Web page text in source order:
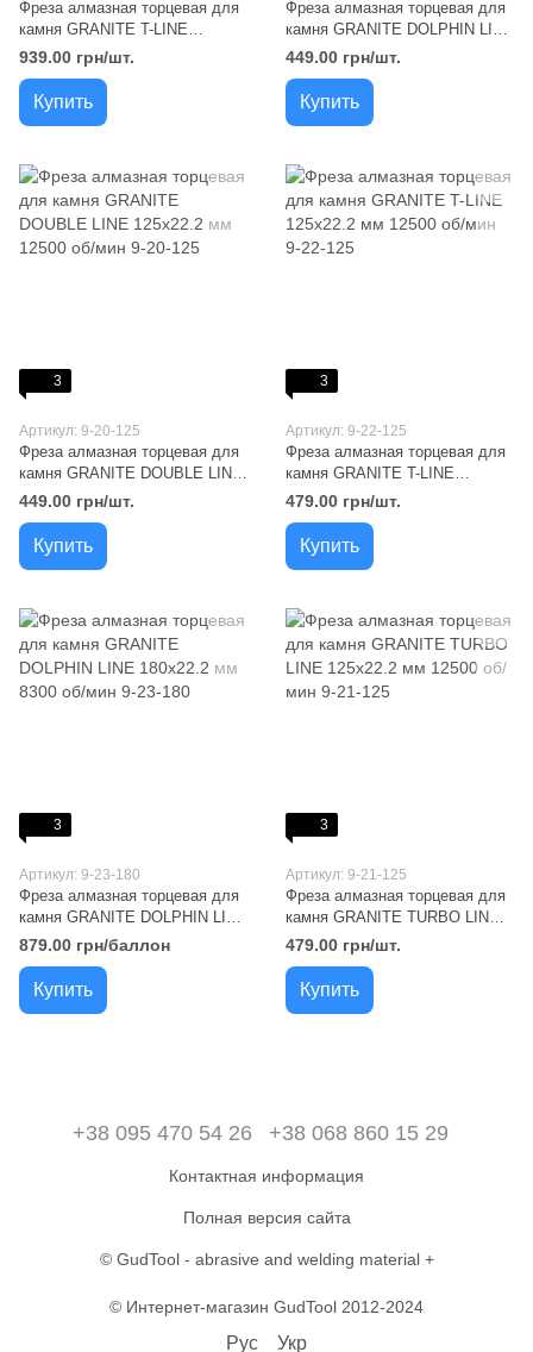
Фреза алмазная торцевая для
камня GRANITE T-LINE
180х22.2 мм 8300 об/мин 9-22-
939.00 грн/шт.
Купить
Фреза алмазная торцевая для
камня GRANITE DOLPHIN LINE
125х22.2 мм 12500 об/мин 9-23-
449.00 грн/шт.
Купить
3
Артикул: 9-20-125
Фреза алмазная торцевая для
камня GRANITE DOUBLE LINE
125х22.2 мм 12500 об/мин 9-20-
449.00 грн/шт.
Купить
3
Артикул: 9-22-125
Фреза алмазная торцевая для
камня GRANITE T-LINE
125х22.2 мм 12500 об/мин 9-22-
479.00 грн/шт.
Купить
3
Артикул: 9-23-180
Фреза алмазная торцевая для
камня GRANITE DOLPHIN LINE
180х22.2 мм 8300 об/мин 9-23-
879.00 грн/баллон
Купить
3
Артикул: 9-21-125
Фреза алмазная торцевая для
камня GRANITE TURBO LINE
125х22.2 мм 12500 об/мин 9-21-
479.00 грн/шт.
Купить
+38 095 470 54 26 +38 068 860 15 29
Контактная информация
Полная версия сайта
© GudTool - abrasive and welding material +
© Интернет-магазин GudTool 2012-2024
Рус Укр